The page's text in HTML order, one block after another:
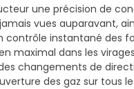
une précision de
vues auparavant,
contrôle instantané des
maximal dans les
changements de
des gaz sur tous